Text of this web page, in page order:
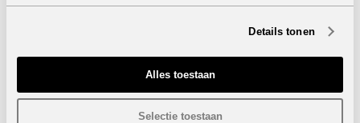
Details tonen
Alles toestaan
Selectie toestaan
Gemeenschappelijk zwembad